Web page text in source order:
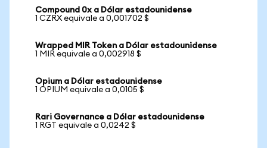
Compound 0x a Dólar estadounidense
1 CZRX equivale a 0,001702 $
Wrapped MIR Token a Dólar estadounidense
1 MIR equivale a 0,002918 $
Opium a Dólar estadounidense
1 OPIUM equivale a 0,0105 $
Rari Governance a Dólar estadounidense
1 RGT equivale a 0,0242 $